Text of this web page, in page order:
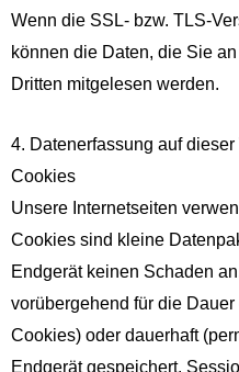
Wenn die SSL- bzw. TLS-
können die Daten, die Sie
Dritten mitgelesen werden.
4. Datenerfassung auf
Cookies
Unsere Internetseiten
Cookies sind kleine
Endgerät keinen Schaden
vorübergehend für die
Cookies) oder dauerhaft
Endgerät gespeichert.